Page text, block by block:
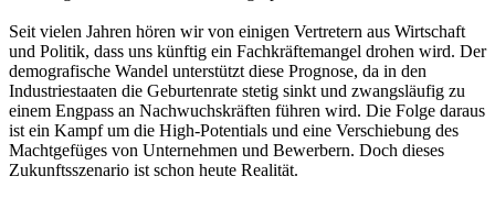
Seit vielen Jahren hören wir von einigen Vertretern aus Wirtschaft
und Politik, dass uns künftig ein Fachkräftemangel drohen wird. Der
demografische Wandel unterstützt diese Prognose, da in den
Industriestaaten die Geburtenrate stetig sinkt und zwangsläufig zu
einem Engpass an Nachwuchskräften führen wird. Die Folge daraus
ist ein Kampf um die High-Potentials und eine Verschiebung des
Machtgefüges von Unternehmen und Bewerbern. Doch dieses
Zukunftsszenario ist schon heute Realität.